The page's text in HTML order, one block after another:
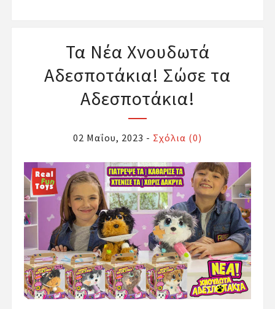
Τα Νέα Χνουδωτά
Αδεσποτάκια! Σώσε τα
Αδεσποτάκια!
02 Μαΐου, 2023 - Σχόλια (0)